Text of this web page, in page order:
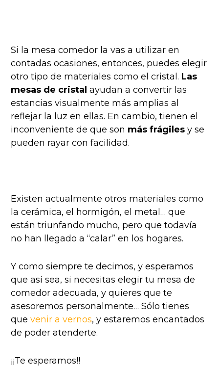
Si la mesa comedor la vas a utilizar en
contadas ocasiones, entonces, puedes elegir
otro tipo de materiales como el cristal. Las
mesas de cristal ayudan a convertir las
estancias visualmente más amplias al
reflejar la luz en ellas. En cambio, tienen el
inconveniente de que son más frágiles y se
pueden rayar con facilidad.
Existen actualmente otros materiales como
la cerámica, el hormigón, el metal… que
están triunfando mucho, pero que todavía
no han llegado a “calar” en los hogares.
Y como siempre te decimos, y esperamos
que así sea, si necesitas elegir tu mesa de
comedor adecuada, y quieres que te
asesoremos personalmente… Sólo tienes
que venir a vernos, y estaremos encantados
de poder atenderte.
¡¡Te esperamos!!